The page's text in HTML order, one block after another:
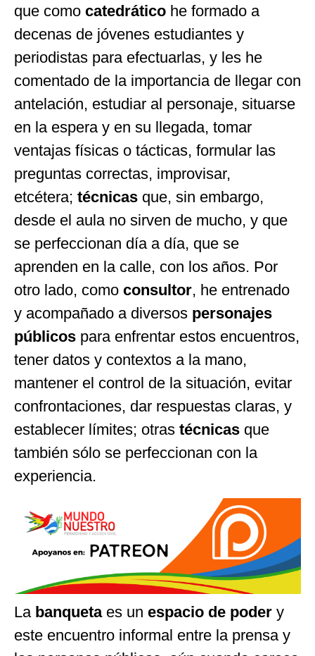
que como catedrático he formado a
decenas de jóvenes estudiantes y
periodistas para efectuarlas, y les he
comentado de la importancia de llegar con
antelación, estudiar al personaje, situarse
en la espera y en su llegada, tomar
ventajas físicas o tácticas, formular las
preguntas correctas, improvisar,
etcétera; técnicas que, sin embargo,
desde el aula no sirven de mucho, y que
se perfeccionan día a día, que se
aprenden en la calle, con los años. Por
otro lado, como consultor, he entrenado
y acompañado a diversos personajes
públicos para enfrentar estos encuentros,
tener datos y contextos a la mano,
mantener el control de la situación, evitar
confrontaciones, dar respuestas claras, y
establecer límites; otras técnicas que
también sólo se perfeccionan con la
experiencia.
La banqueta es un espacio de poder y
este encuentro informal entre la prensa y